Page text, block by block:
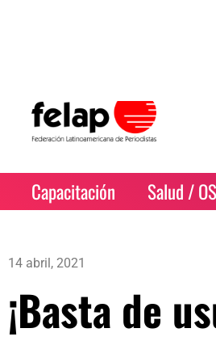
Capacitación Salud /
14 abril, 2021
¡Basta de